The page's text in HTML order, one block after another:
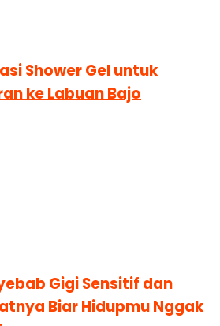
Shower Gel untuk
ke Labuan Bajo
Gigi Sensitif dan
Biar Hidupmu Nggak